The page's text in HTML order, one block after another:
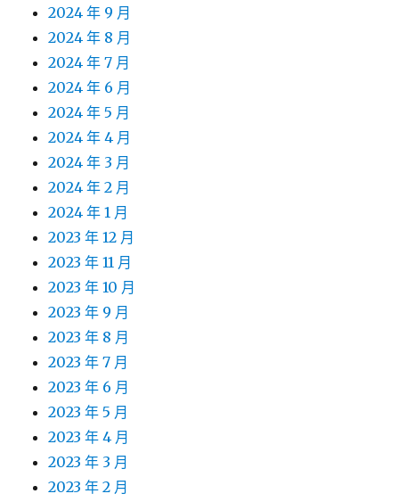
2024 年 9 月
2024 年 8 月
2024 年 7 月
2024 年 6 月
2024 年 5 月
2024 年 4 月
2024 年 3 月
2024 年 2 月
2024 年 1 月
2023 年 12 月
2023 年 11 月
2023 年 10 月
2023 年 9 月
2023 年 8 月
2023 年 7 月
2023 年 6 月
2023 年 5 月
2023 年 4 月
2023 年 3 月
2023 年 2 月